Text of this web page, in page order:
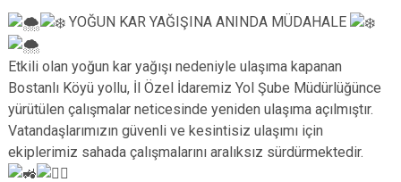
YOĞUN KAR YAĞIŞINA ANINDA MÜDAHALE
Etkili olan yoğun kar yağışı nedeniyle ulaşıma kapanan
Bostanlı Köyü yollu, İl Özel İdaremiz Yol Şube Müdürlüğünce
yürütülen çalışmalar neticesinde yeniden ulaşıma açılmıştır.
Vatandaşlarımızın güvenli ve kesintisiz ulaşımı için
ekiplerimiz sahada çalışmalarını aralıksız sürdürmektedir.